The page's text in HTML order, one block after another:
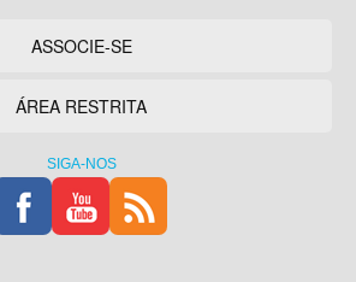
ASSOCIE-SE
ÁREA RESTRITA
SIGA-NOS